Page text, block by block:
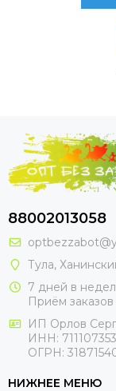
88002013058
Тула,
7 дней в
Приём заказов
ИП Орлов
ИНН:
ОГРН:
НИЖНЕЕ МЕНЮ